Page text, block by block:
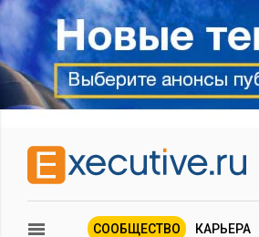
СООБЩЕСТВО КАРЬЕРА